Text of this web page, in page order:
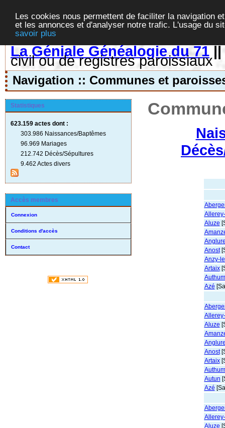
Les cookies nous permettent de faciliter la navigation
et les annonces et d'analyser notre trafic. L'usage du
savoir plus
La Géniale Généalogie du 71||
civil ou de registres paroissiaux
Navigation :: Communes et
Statistiques
623.159 actes dont :
303.986 Naissances/Baptêmes
96.969 Mariages
212.742 Décès/Sépultures
9.462 Actes divers
Accès membres
Connexion
Conditions d'accès
Contact
Aluze
Anost
Anzy-
Artaix
Azé
Aluze
Anost
Artaix
Autun
Azé
Aluze